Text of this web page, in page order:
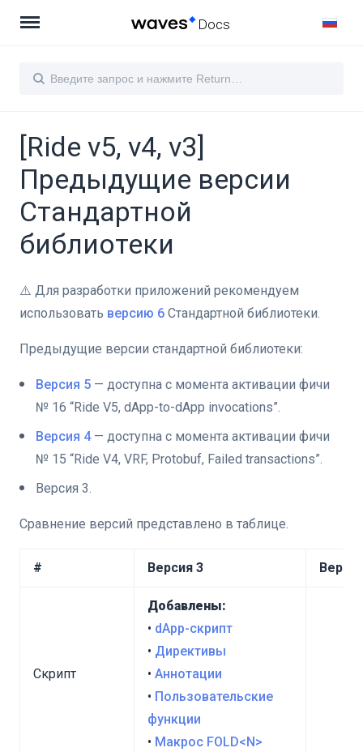
Docs
[Ride v5, v4, v3]
Предыдущие версии
Стандартной
библиотеки
⚠️ Для разработки приложений рекомендуем
использовать версию 6 Стандартной библиотеки.
Предыдущие версии стандартной библиотеки:
Версия 5 — доступна с момента активации фичи
№ 16 “Ride V5, dApp-to-dApp invocations”.
Версия 4— доступна с момента активации фичи
№ 15 “Ride V4, VRF, Protobuf, Failed transactions”.
Версия 3.
Сравнение версий представлено в таблице.
# Версия 3
Скрипт
Добавлены:
• dApp-скрипт
• Директивы
• Аннотации
• Пользовательские
функции
• Макрос FOLD<N>